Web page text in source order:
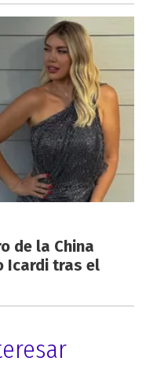
de la China
Icardi tras el